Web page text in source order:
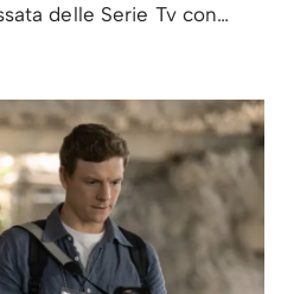
delle Serie Tv con…